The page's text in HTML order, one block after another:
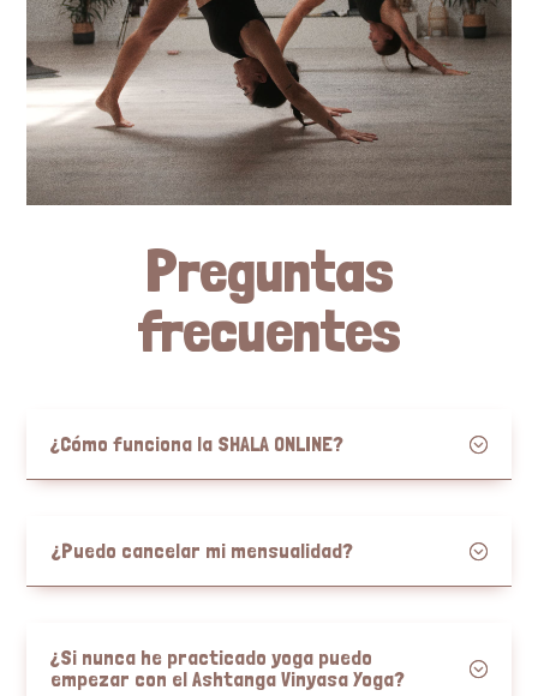
Preguntas
frecuentes
¿Cómo funciona la SHALA ONLINE?
¿Puedo cancelar mi mensualidad?
¿Si nunca he practicado yoga puedo
empezar con el Ashtanga Vinyasa Yoga?